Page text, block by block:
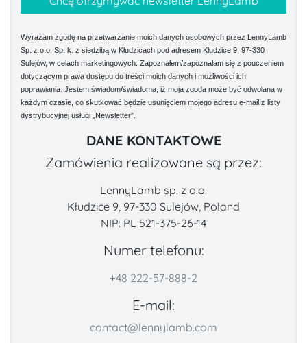
Wyrażam zgodę na przetwarzanie moich danych osobowych przez LennyLamb
Sp. z o.o. Sp. k. z siedzibą w Kłudzicach pod adresem Kłudzice 9, 97-330
Sulejów, w celach marketingowych. Zapoznałem/zapoznałam się z pouczeniem
dotyczącym prawa dostępu do treści moich danych i możliwości ich
poprawiania. Jestem świadom/świadoma, iż moja zgoda może być odwołana w
każdym czasie, co skutkować będzie usunięciem mojego adresu e-mail z listy
dystrybucyjnej usługi „Newsletter”.
DANE KONTAKTOWE
Zamówienia realizowane są przez:
LennyLamb sp. z o.o.
Kłudzice 9, 97-330 Sulejów, Poland
NIP: PL 521-375-26-14
Numer telefonu:
+48 222-57-888-2
E-mail:
contact@lennylamb.com